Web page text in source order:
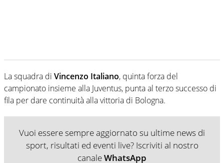
La squadra di Vincenzo Italiano, quinta forza del
campionato insieme alla Juventus, punta al terzo successo di
fila per dare continuità alla vittoria di Bologna.
Vuoi essere sempre aggiornato su ultime news di
sport, risultati ed eventi live? Iscriviti al nostro
canaleWhatsApp